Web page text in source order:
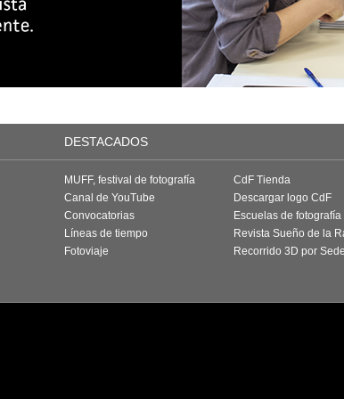
DESTACADOS
MUFF, festival de fotografía
Canal de YouTube
Convocatorias
Líneas de tiempo
Fotoviaje
CdF Tienda
Descargar logo CdF
Escuelas de fotografía
Revista Sueño de la
Recorrido 3D por